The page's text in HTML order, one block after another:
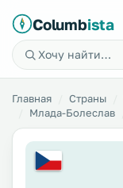
Columbista
Главная Страны
Млада-Болеслав